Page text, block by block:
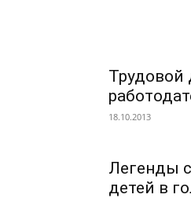
Трудовой
18.10.2013
Легенды
детей в